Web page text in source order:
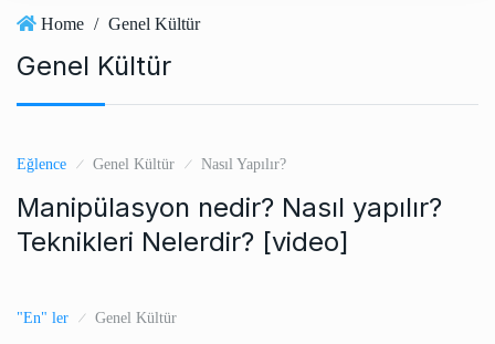
Home / Genel Kültür
Genel Kültür
Eğlence Genel Kültür Nasıl Yapılır?
Manipülasyon nedir? Nasıl yapılır?
Teknikleri Nelerdir? [video]
"En" ler Genel Kültür